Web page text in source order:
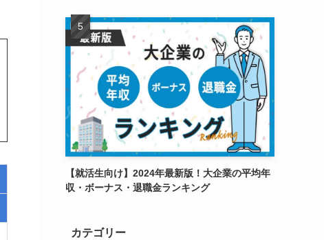
【就活生向け】2024年最新版！大企業の平均年
収・ボーナス・退職金ランキング
カテゴリー